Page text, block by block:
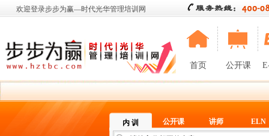
欢迎登录步步为赢—时代光华管理培训网
首页 公开课
内 训 公开课 讲师 ELN